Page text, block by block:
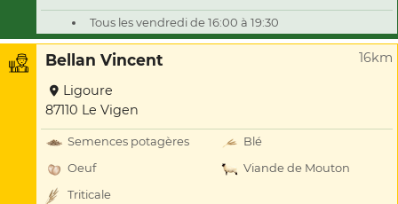
Tous les vendredi de 16:00 à 19:30
Bellan Vincent 16km
Ligoure
87110 Le Vigen
Semences potagères
Blé
Oeuf
Viande de Mouton
Triticale